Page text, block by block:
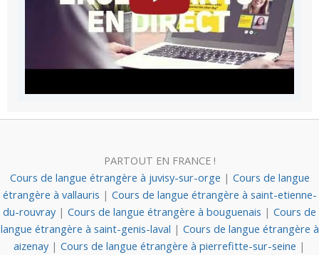
PARTOUT EN FRANCE !
Cours de langue étrangère à juvisy-sur-orge | Cours de langue
étrangère à vallauris | Cours de langue étrangère à saint-etienne-
du-rouvray | Cours de langue étrangère à bouguenais | Cours de
langue étrangère à saint-genis-laval | Cours de langue étrangère à
aizenay | Cours de langue étrangère à pierrefitte-sur-seine |